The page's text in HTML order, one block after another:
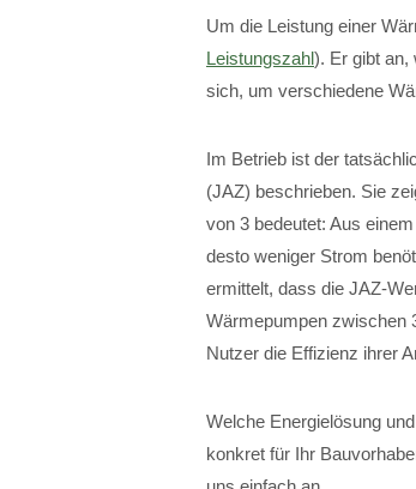
Um die Leistung einer
Leistungszahl). Er gibt an,
sich, um verschiedene
Im Betrieb ist der
(JAZ) beschrieben. Sie
von 3 bedeutet: Aus
desto weniger Strom
ermittelt, dass die JAZ-
Wärmepumpen zwischen
Nutzer die Effizienz ihrer
Welche Energielösung
konkret für Ihr